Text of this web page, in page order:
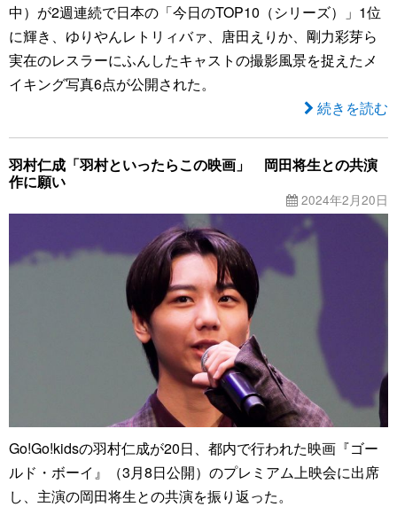
中）が2週連続で日本の「今日のTOP10（シリーズ）」1位
に輝き、ゆりやんレトリィバァ、唐田えりか、剛力彩芽ら
実在のレスラーにふんしたキャストの撮影風景を捉えたメ
イキング写真6点が公開された。
続きを読む
羽村仁成「羽村といったらこの映画」 岡田将生との共演
作に願い
2024年2月20日
Go!Go!kidsの羽村仁成が20日、都内で行われた映画『ゴー
ルド・ボーイ』（3月8日公開）のプレミアム上映会に出席
し、主演の岡田将生との共演を振り返った。